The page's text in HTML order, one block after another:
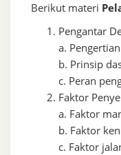
Berikut materi
Pengantar
a.
b. Prinsip
c. Peran
Faktor
a. Faktor
b. Faktor
c. Faktor